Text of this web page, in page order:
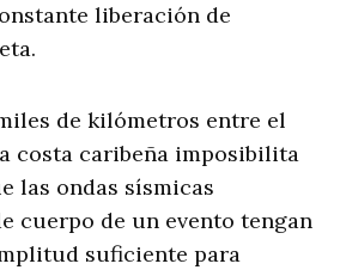
liberación de
de kilómetros entre el
costa caribeña imposibilita
las ondas sísmicas
cuerpo de un evento tengan
suficiente para